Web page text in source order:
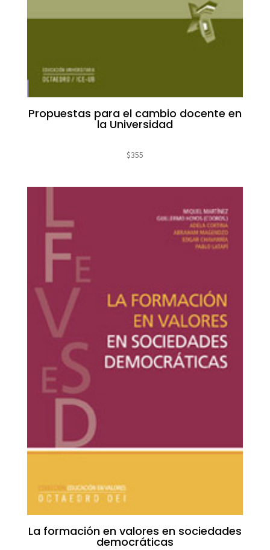
Propuestas para el cambio docente en
la Universidad
$355
La formación en valores en sociedades
democráticas